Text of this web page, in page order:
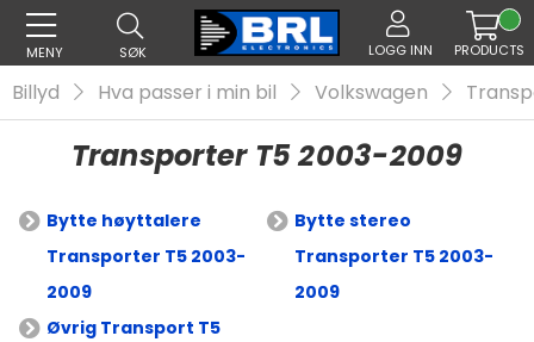
MENY SØK LOGG INN PRODUCTS
Billyd Hva passer i min bil Volkswagen
Transporter T5 2003-2009
Bytte høyttalere
Transporter T5 2003-
2009
Bytte stereo
Transporter T5 2003-
2009
Øvrig Transport T5